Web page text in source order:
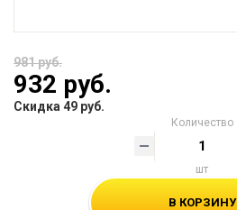
981 руб.
932 руб.
Скидка 49 руб.
Количество
шт
В КОРЗИНУ